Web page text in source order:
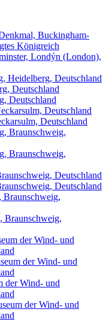
Buckingham-
Königreich
Londýn (London),
Heidelberg, Deutschland
Deutschland
Deutschland
Deutschland
Deutschland
Braunschweig,
Braunschweig,
Deutschland
Deutschland
Braunschweig,
Braunschweig,
der Wind- und
der Wind- und
der Wind- und
der Wind- und